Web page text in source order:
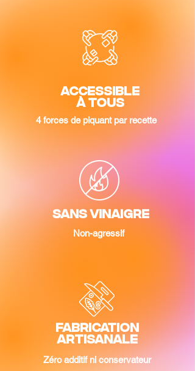
Accessible
à tous
4 forces de piquant par recette
Sans vinaigre
Non-agressif
fabrication
Artisanale
Zéro additif ni conservateur